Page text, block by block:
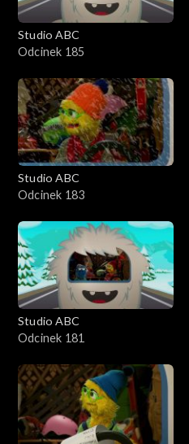
Studio ABC
Odcinek 185
Studio ABC
Odcinek 183
Studio ABC
Odcinek 181